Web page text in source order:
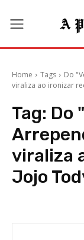
Home Tags
Do
viraliza ao ironizar
Tag: Do
viraliza
Jojo